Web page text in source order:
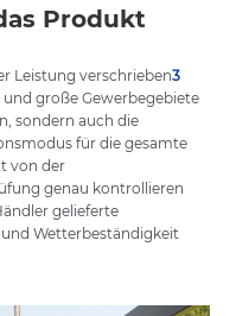
Produkt
Leistung verschrieben3
große Gewerbegebiete
sondern auch die
für die gesamte
von der
genau kontrollieren
gelieferte
Wetterbeständigkeit